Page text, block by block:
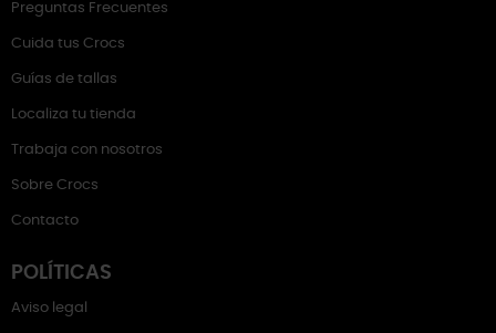
Preguntas Frecuentes
Cuida tus Crocs
Guías de tallas
Localiza tu tienda
Trabaja con nosotros
Sobre Crocs
Contacto
POLÍTICAS
Aviso legal